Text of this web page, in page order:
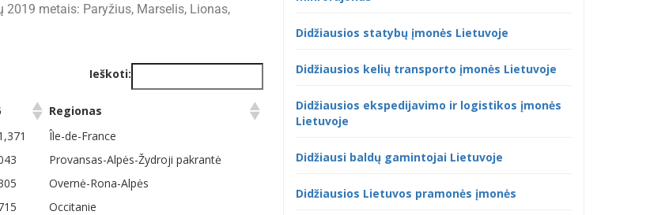
metais: Paryžius, Marselis, Lionas,
Ieškoti:
Regionas
Regionas
Île-de-France
Provansas-Alpės-Žydroji pakrantė
Overnė-Rona-Alpės
Occitanie
Didžiausios statybų įmonės Lietuvoje
Didžiausios kelių transporto įmonės Lietuvoje
Didžiausios ekspedijavimo ir logistikos įmonės
Lietuvoje
Didžiausi baldų gamintojai Lietuvoje
Didžiausios Lietuvos pramonės įmonės